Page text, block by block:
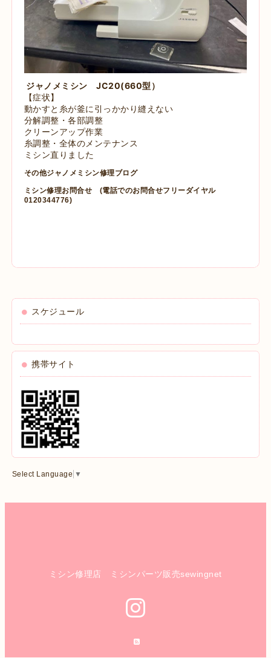
ジャノメミシン JC20(660型）
【症状】
動かすと糸が釜に引っかかり縫えない
分解調整・各部調整
クリーンアップ作業
糸調整・全体のメンテナンス
ミシン直りました
その他ジャノメミシン修理ブログ
ミシン修理お問合せ
(電話でのお問合せフリーダイヤル
0120344776)
スケジュール
携帯サイト
Select Language ▼
ミシン修理店 ミシンパーツ販売sewingnet